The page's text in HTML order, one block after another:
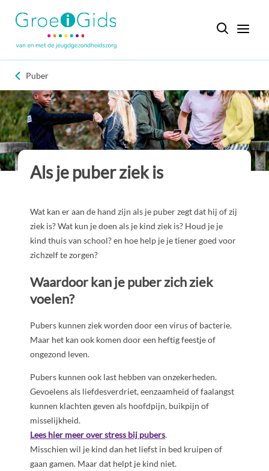
Puber
Als je puber ziek is
Wat kan er aan de hand zijn als je puber zegt dat hij of zij
ziek is? Wat kun je doen als je kind ziek is? Houd je je
kind thuis van school? en hoe help je je tiener goed voor
zichzelf te zorgen?
Waardoor kan je puber zich ziek
voelen?
Pubers kunnen ziek worden door een virus of bacterie.
Maar het kan ook komen door een heftig feestje of
ongezond leven.
Pubers kunnen ook last hebben van onzekerheden.
Gevoelens als liefdesverdriet, eenzaamheid of faalangst
kunnen klachten geven als hoofdpijn, buikpijn of
misselijkheid.
Lees hier meer over stress bij pubers.
Misschien wil je kind dan het liefst in bed kruipen of
gaan gamen. Maar dat helpt je kind niet.